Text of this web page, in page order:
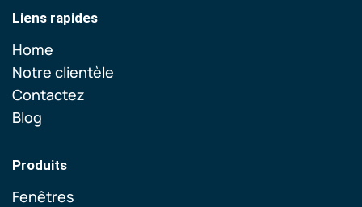
Liens rapides
Home
Notre clientèle
Contactez
Blog
Produits
Fenêtres